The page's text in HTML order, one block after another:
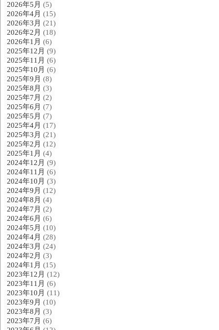
2026年5月 (5)
2026年4月 (15)
2026年3月 (21)
2026年2月 (18)
2026年1月 (6)
2025年12月 (9)
2025年11月 (6)
2025年10月 (6)
2025年9月 (8)
2025年8月 (3)
2025年7月 (2)
2025年6月 (7)
2025年5月 (7)
2025年4月 (17)
2025年3月 (21)
2025年2月 (12)
2025年1月 (4)
2024年12月 (9)
2024年11月 (6)
2024年10月 (3)
2024年9月 (12)
2024年8月 (4)
2024年7月 (2)
2024年6月 (6)
2024年5月 (10)
2024年4月 (28)
2024年3月 (24)
2024年2月 (3)
2024年1月 (15)
2023年12月 (12)
2023年11月 (6)
2023年10月 (11)
2023年9月 (10)
2023年8月 (3)
2023年7月 (6)